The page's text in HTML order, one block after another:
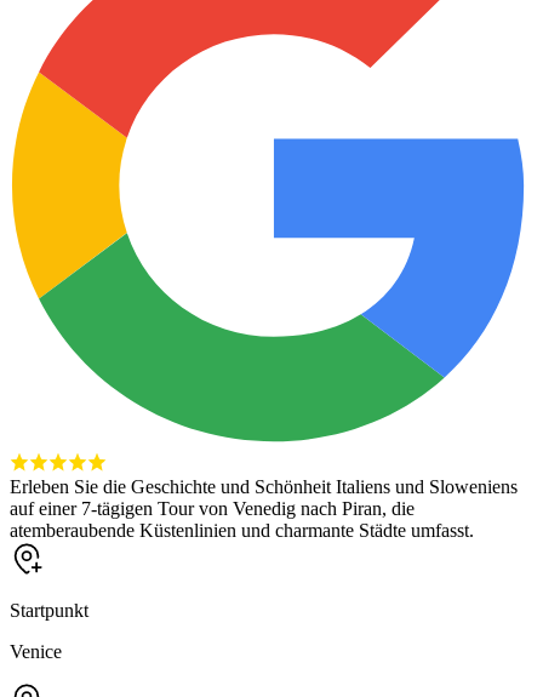
Erleben Sie die Geschichte und Schönheit Italiens und Sloweniens
auf einer 7-tägigen Tour von Venedig nach Piran, die
atemberaubende Küstenlinien und charmante Städte umfasst.
Startpunkt
Venice